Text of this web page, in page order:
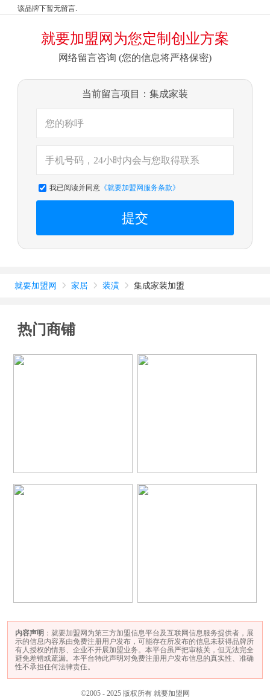
该品牌下暂无留言.
就要加盟网为您定制创业方案
网络留言咨询 (您的信息将严格保密)
当前留言项目：集成家装
我已阅读并同意《就要加盟网服务条款》
提交
就要加盟网  家居  装潢  集成家装加盟
热门商铺
内容声明 ：就要加盟网为第三方加盟信息平台及互联网信息服务提供者，展
示的信息内容系由免费注册用户发布，可能存在所发布的信息未获得品牌所
有人授权的情形、企业不开展加盟业务。本平台虽严把审核关，但无法完全
避免差错或疏漏。本平台特此声明对免费注册用户发布信息的真实性、准确
性不承担任何法律责任。
©2005 - 2025 版权所有 就要加盟网